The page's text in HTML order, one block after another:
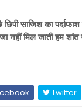
साजिश का
नहीं मिल जाती हम शांत
Twitter